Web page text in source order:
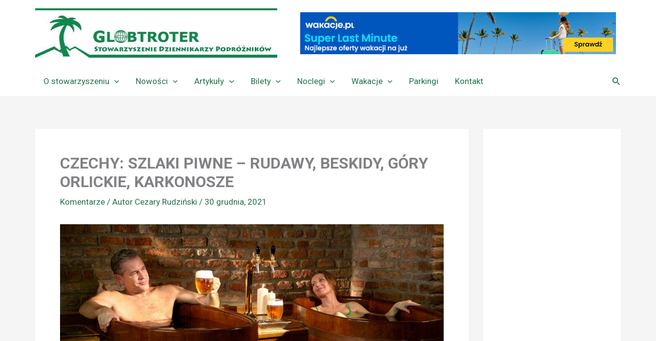
O stowarzyszeniu Nowości Artykuły Bilety Noclegi Wakacje Parkingi Kontakt Szukaj
CZECHY: SZLAKI PIWNE – RUDAWY, BESKIDY, GÓRY
ORLICKIE, KARKONOSZE
Komentarze / Autor Cezary Rudziński / 30 grudnia, 2021